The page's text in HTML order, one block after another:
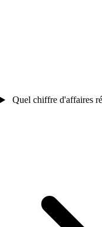
Quel chiffre d'affaires